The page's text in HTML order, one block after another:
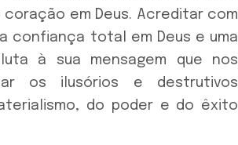
em Deus. Acreditar com
confiança total em Deus e uma
à sua mensagem que nos
os ilusórios e destrutivos
do poder e do êxito